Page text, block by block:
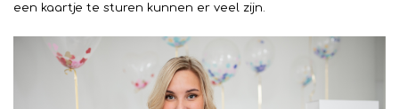
een kaartje te sturen kunnen er veel zijn.